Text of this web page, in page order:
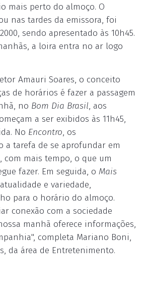
mais perto do almoço. O
nas tardes da emissora, foi
sendo apresentado às 10h45.
a loira entra no ar logo
Amauri Soares, o conceito
de horários é fazer a passagem
no Bom Dia Brasil, aos
a ser exibidos às 11h45,
No Encontro, os
a tarefa de se aprofundar em
com mais tempo, o que um
fazer. Em seguida, o Mais
e variedade,
para o horário do almoço.
conexão com a sociedade
manhã oferece informações,
completa Mariano Boni,
da área de Entretenimento.